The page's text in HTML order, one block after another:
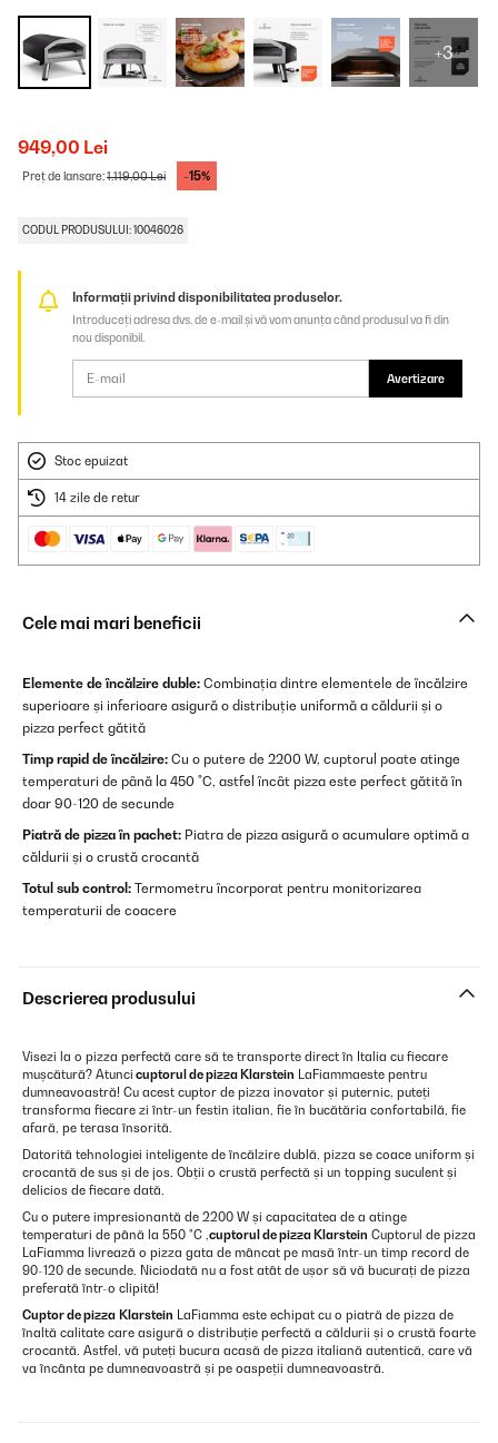
+3
949,00 Lei
Preț de lansare:1.119,00 Lei -15%
CODUL PRODUSULUI: 10046026
Informații privind disponibilitatea produselor.
Introduceți adresa dvs. de e-mail și vă vom anunța când produsul va fi din
nou disponibil.
Avertizare
Stoc epuizat
14 zile de retur
Cele mai mari beneficii
Elemente de încălzire duble: Combinația dintre elementele de încălzire
superioare și inferioare asigură o distribuție uniformă a căldurii și o
pizza perfect gătită
Timp rapid de încălzire: Cu o putere de 2200 W, cuptorul poate atinge
temperaturi de până la 450 °C, astfel încât pizza este perfect gătită în
doar 90-120 de secunde
Piatră de pizza în pachet: Piatra de pizza asigură o acumulare optimă a
căldurii și o crustă crocantă
Totul sub control: Termometru încorporat pentru monitorizarea
temperaturii de coacere
Descrierea produsului
Visezi la o pizza perfectă care să te transporte direct în Italia cu fiecare
mușcătură? Atunci cuptorul de pizza Klarstein LaFiammaeste pentru
dumneavoastră! Cu acest cuptor de pizza inovator și puternic, puteți
transforma fiecare zi într-un festin italian, fie în bucătăria confortabilă, fie
afară, pe terasa însorită.
Datorită tehnologiei inteligente de încălzire dublă, pizza se coace uniform și
crocantă de sus și de jos. Obții o crustă perfectă și un topping suculent și
delicios de fiecare dată.
Cu o putere impresionantă de 2200 W și capacitatea de a atinge
temperaturi de până la 550 °C ,cuptorul de pizza Klarstein Cuptorul de pizza
LaFiamma livrează o pizza gata de mâncat pe masă într-un timp record de
90-120 de secunde. Niciodată nu a fost atât de ușor să vă bucurați de pizza
preferată într-o clipită!
Cuptor de pizza Klarstein LaFiamma este echipat cu o piatră de pizza de
înaltă calitate care asigură o distribuție perfectă a căldurii și o crustă foarte
crocantă. Astfel, vă puteți bucura acasă de pizza italiană autentică, care vă
va încânta pe dumneavoastră și pe oaspeții dumneavoastră.